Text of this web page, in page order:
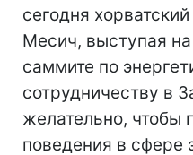
сегодня
Месич, выступая
саммите по
сотрудничеству в
желательно, чтобы
поведения в сфере